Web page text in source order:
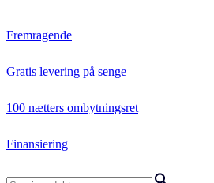
Fremragende
Gratis levering på senge
100 nætters ombytningsret
Finansiering